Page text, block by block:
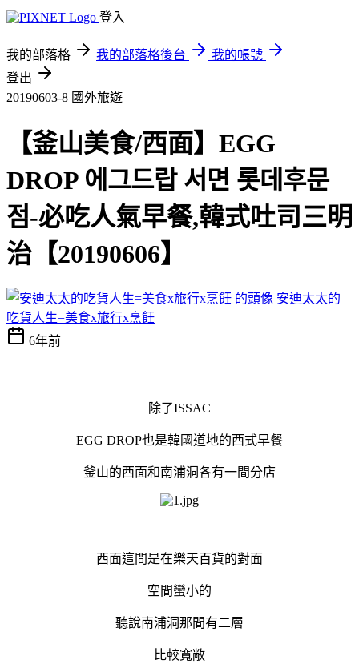
登入
我的部落格 我的部落格後台
我的帳號
登出
20190603-8 國外旅遊
【釜山美食/西面】EGG
DROP 에그드랍 서면 롯데후문
점-必吃人氣早餐,韓式吐司三明
治【20190606】
安迪太太的
吃貨人生=美食x旅行x烹飪
6年前
除了ISSAC
EGG DROP也是韓國道地的西式早餐
釜山的西面和南浦洞各有一間分店
西面這間是在樂天百貨的對面
空間蠻小的
聽說南浦洞那間有二層
比較寬敞